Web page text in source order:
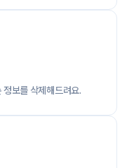
보를 삭제해드려요.